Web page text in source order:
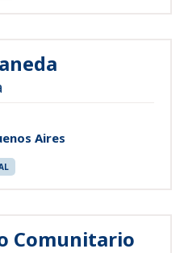
Aires
Comunitario